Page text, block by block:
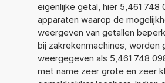
eigenlijke getal, hier 5,461 748
apparaten waarop de
weergeven van getallen
bij zakrekenmachines, worden
weergegeven als 5,461 748
met name zeer grote en zeer